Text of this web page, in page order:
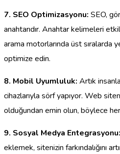
7. SEO Optimizasyonu: SEO,
anahtarıdır. Anahtar kelimeleri
arama motorlarında üst sıralarda
optimize edin.
8. Mobil Uyumluluk: Artık
cihazlarıyla sörf yapıyor. Web
olduğundan emin olun, böylece
9. Sosyal Medya Entegrasyonu:
eklemek, sitenizin farkındalığını